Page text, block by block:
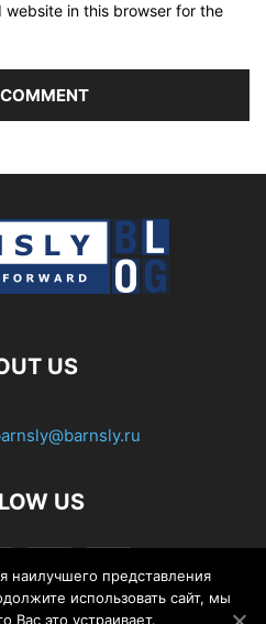
website in this browser for the
US
US
наилучшего представления
использовать сайт, мы
Вас это устраивает.